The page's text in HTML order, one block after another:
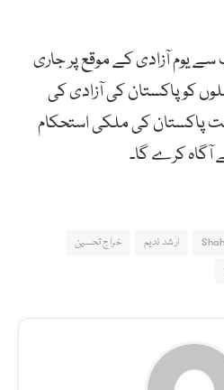
یوم آزادی کے موقع پر جاری
کو پاکستان کی آزادی کی
پاکستان کی ملکی استحکام
آگاہ کرے گا۔
ارشد ندیم
خراج تحسین